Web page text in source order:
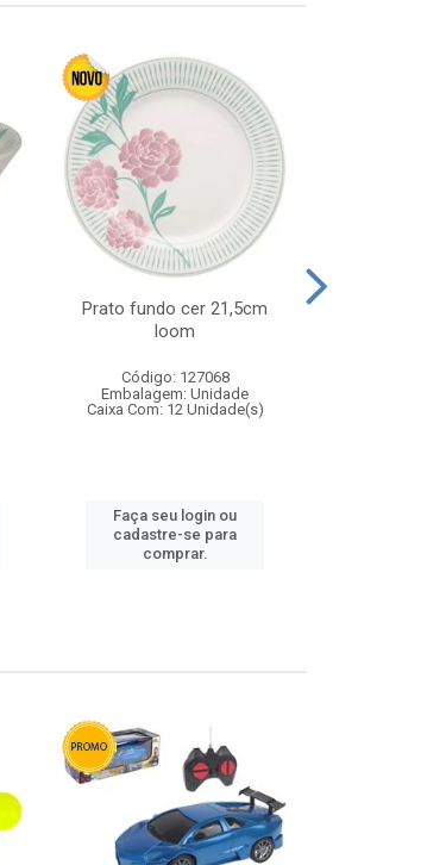
Prato fundo cer 21,5cm
loom
Código: 127068
Embalagem: Unidade
Caixa Com: 12 Unidade(s)
Faça seu login ou
cadastre-se para
comprar.